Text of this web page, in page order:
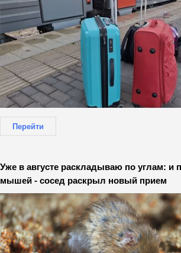
Перейти
Уже в августе раскладываю по углам: и
мышей - сосед раскрыл новый прием